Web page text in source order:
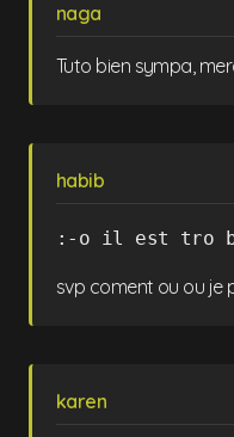
naga
Tuto bien sympa,
habib
:-o il est tro
svp coment ou ou je
karen